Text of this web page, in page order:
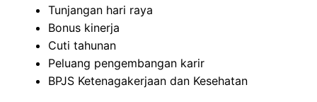
Tunjangan hari raya
Bonus kinerja
Cuti tahunan
Peluang pengembangan karir
BPJS Ketenagakerjaan dan Kesehatan